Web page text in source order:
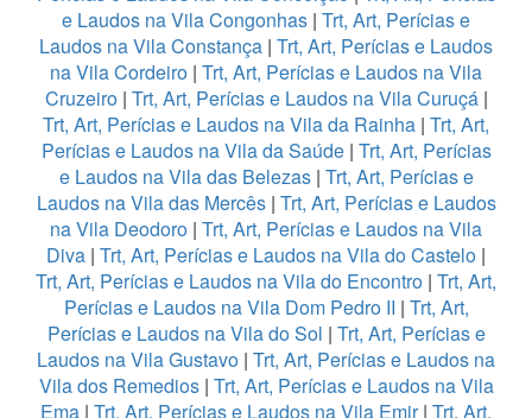
e Laudos na Vila Congonhas | Trt, Art, Perícias e
Laudos na Vila Constança | Trt, Art, Perícias e Laudos
na Vila Cordeiro | Trt, Art, Perícias e Laudos na Vila
Cruzeiro | Trt, Art, Perícias e Laudos na Vila Curuçá |
Trt, Art, Perícias e Laudos na Vila da Rainha | Trt, Art,
Perícias e Laudos na Vila da Saúde| Trt, Art, Perícias
e Laudos na Vila das Belezas| Trt, Art, Perícias e
Laudos na Vila das Mercês| Trt, Art, Perícias e Laudos
na Vila Deodoro | Trt, Art, Perícias e Laudos na Vila
Diva | Trt, Art, Perícias e Laudos na Vila do Castelo |
Trt, Art, Perícias e Laudos na Vila do Encontro | Trt, Art,
Perícias e Laudos na Vila Dom Pedro II | Trt, Art,
Perícias e Laudos na Vila do Sol | Trt, Art, Perícias e
Laudos na Vila Gustavo | Trt, Art, Perícias e Laudos na
Vila dos Remedios| Trt, Art, Perícias e Laudos na Vila
Ema | Trt, Art, Perícias e Laudos na Vila Emir| Trt, Art,